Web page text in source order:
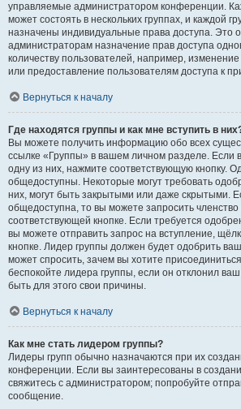
управляемые администратором конференции.
может состоять в нескольких группах, и каждой
назначены индивидуальные права доступа. Это
администраторам назначение прав доступа
количеству пользователей, например,
или предоставление пользователям доступа к
Вернуться к началу
Где находятся группы и как мне вступить в
Вы можете получить информацию обо всех
ссылке «Группы» в вашем личном разделе. Если
одну из них, нажмите соответствующую кнопку.
общедоступны. Некоторые могут требовать
них, могут быть закрытыми или даже скрытыми.
общедоступна, то вы можете запросить
соответствующей кнопке. Если требуется
вы можете отправить запрос на вступление,
кнопке. Лидер группы должен будет одобрить
может спросить, зачем вы хотите
беспокойте лидера группы, если он отклонил ваш
быть для этого свои причины.
Вернуться к началу
Как мне стать лидером группы?
Лидеры групп обычно назначаются при их
конференции. Если вы заинтересованы в
свяжитесь с администратором; попробуйте
сообщение.